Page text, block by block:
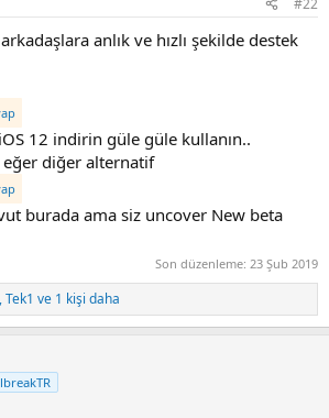
anlık ve hızlı şekilde destek
12 indirin güle güle kullanın..
eğer diğer alternatif
burada ama siz uncover New beta
Son düzenleme: 23 Şub 2019
,Tek1 ve 1 kişi daha